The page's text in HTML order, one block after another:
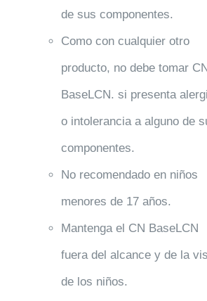
de sus componentes.
Como con cualquier otro
producto, no debe tomar
BaseLCN. si presenta
o intolerancia a alguno de
componentes.
No recomendado en niños
menores de 17 años.
Mantenga el CN BaseLCN
fuera del alcance y de la
de los niños.